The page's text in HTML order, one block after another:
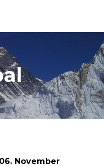
06. November